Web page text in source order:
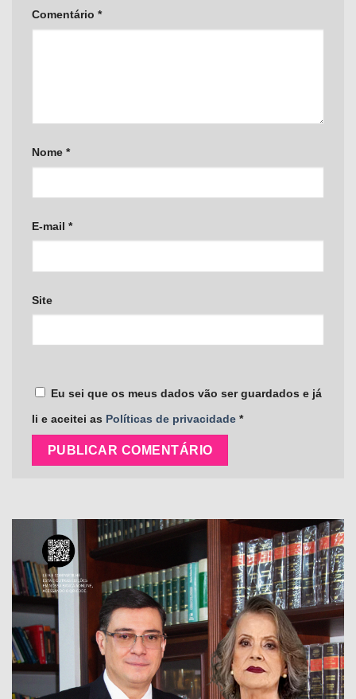
Comentário *
Nome *
E-mail *
Site
Eu sei que os meus dados vão ser guardados e já
li e aceitei as Políticas de privacidade *